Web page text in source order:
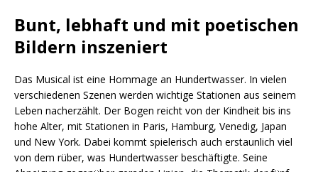
Bunt, lebhaft und mit poetischen
Bildern inszeniert
Das Musical ist eine Hommage an Hundertwasser. In vielen
verschiedenen Szenen werden wichtige Stationen aus seinem
Leben nacherzählt. Der Bogen reicht von der Kindheit bis ins
hohe Alter, mit Stationen in Paris, Hamburg, Venedig, Japan
und New York. Dabei kommt spielerisch auch erstaunlich viel
von dem rüber, was Hundertwasser beschäftigte. Seine